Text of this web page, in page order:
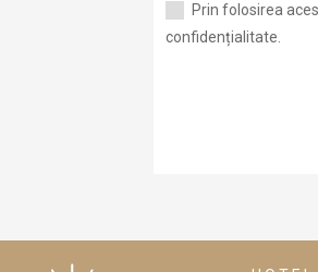
Prin folosirea
confidențialitate.